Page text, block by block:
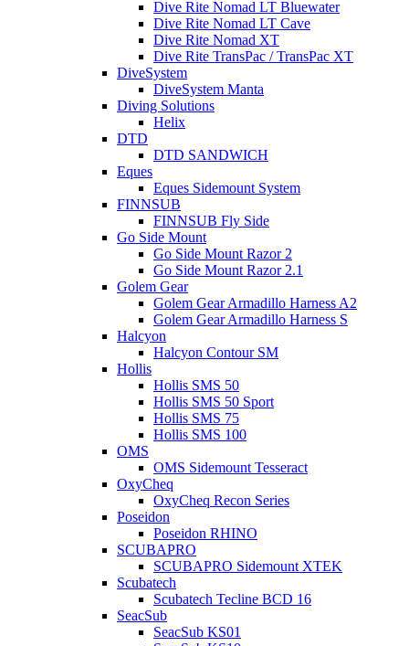
Dive Rite Nomad LT Bluewater
Dive Rite Nomad LT Cave
Dive Rite Nomad XT
Dive Rite TransPac / TransPac XT
DiveSystem
DiveSystem Manta
Diving Solutions
Helix
DTD
DTD SANDWICH
Eques
Eques Sidemount System
FINNSUB
FINNSUB Fly Side
Go Side Mount
Go Side Mount Razor 2
Go Side Mount Razor 2.1
Golem Gear
Golem Gear Armadillo Harness A2
Golem Gear Armadillo Harness S
Halcyon
Halcyon Contour SM
Hollis
Hollis SMS 50
Hollis SMS 50 Sport
Hollis SMS 75
Hollis SMS 100
OMS
OMS Sidemount Tesseract
OxyCheq
OxyCheq Recon Series
Poseidon
Poseidon RHINO
SCUBAPRO
SCUBAPRO Sidemount XTEK
Scubatech
Scubatech Tecline BCD 16
SeacSub
SeacSub KS01